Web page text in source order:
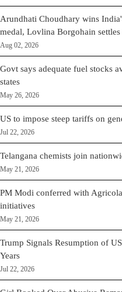
Arundhati Choudhary wins
medal, Lovlina Borgohain
Aug 02, 2026
Govt says adequate fuel stocks
states
May 26, 2026
US to impose steep tariffs on
Jul 22, 2026
Telangana chemists join
May 21, 2026
PM Modi conferred with
initiatives
May 21, 2026
Trump Signals Resumption of
Years
Jul 22, 2026